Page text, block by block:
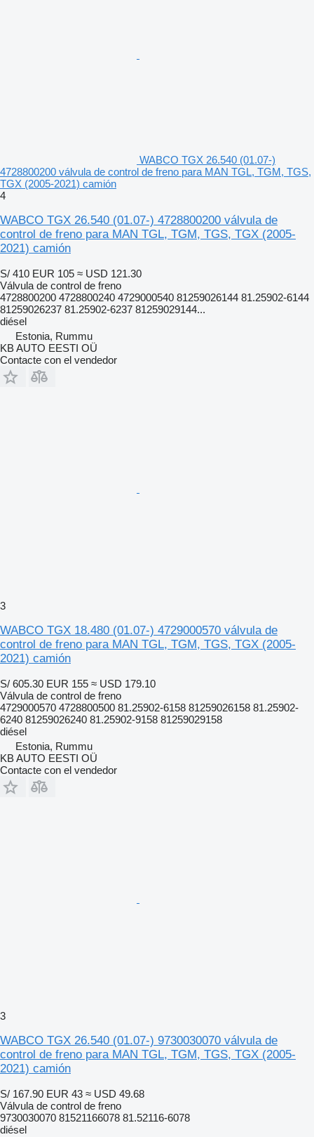
WABCO TGX 26.540 (01.07-)
4728800200 válvula de control de freno para MAN TGL, TGM, TGS,
TGX (2005-2021) camión
4
WABCO TGX 26.540 (01.07-) 4728800200 válvula de
control de freno para MAN TGL, TGM, TGS, TGX (2005-
2021) camión
S/ 410 EUR 105 ≈ USD 121.30
Válvula de control de freno
4728800200 4728800240 4729000540 81259026144 81.25902-6144
81259026237 81.25902-6237 81259029144...
diésel
Estonia, Rummu
KB AUTO EESTI OÜ
Contacte con el vendedor
3
WABCO TGX 18.480 (01.07-) 4729000570 válvula de
control de freno para MAN TGL, TGM, TGS, TGX (2005-
2021) camión
S/ 605.30 EUR 155 ≈ USD 179.10
Válvula de control de freno
4729000570 4728800500 81.25902-6158 81259026158 81.25902-
6240 81259026240 81.25902-9158 81259029158
diésel
Estonia, Rummu
KB AUTO EESTI OÜ
Contacte con el vendedor
3
WABCO TGX 26.540 (01.07-) 9730030070 válvula de
control de freno para MAN TGL, TGM, TGS, TGX (2005-
2021) camión
S/ 167.90 EUR 43 ≈ USD 49.68
Válvula de control de freno
9730030070 81521166078 81.52116-6078
diésel